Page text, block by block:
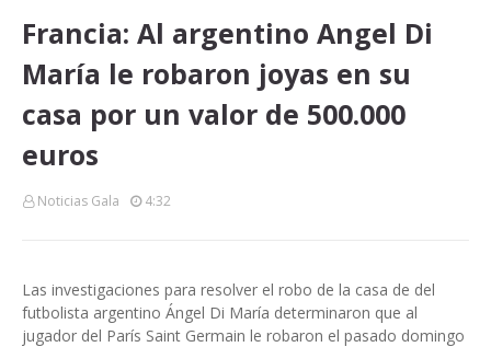
Francia: Al argentino Angel Di
María le robaron joyas en su
casa por un valor de 500.000
euros
Noticias Gala 4:32
Las investigaciones para resolver el robo de la casa de del
futbolista argentino Ángel Di María determinaron que al
jugador del París Saint Germain le robaron el pasado domingo